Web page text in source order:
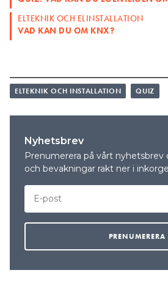
ELTEKNIK OCH ELINSTALLATION
VAD KAN DU OM KNX?
ELTEKNIK OCH INSTALLATION QUIZ
Nyhetsbrev
Prenumerera på vårt nyhetsbrev
och bevakningar rakt ner i